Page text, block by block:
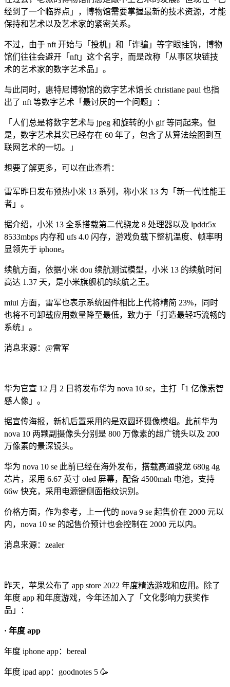
经到了一个临界点」，博物馆需要掌握最新的技术资源，才能
保持和艺术以及艺术家的紧密关系。
不过，由于 nft 开始与「投机」和「诈骗」等字眼挂钩，博物
馆们往往会避开「nft」这个名字，而是改称「从事区块链技
术的艺术家的数字艺术品」。
与此同时，惠特尼博物馆的数字艺术馆长 christiane paul 也指
出了 nft 等数字艺术「最讨厌的一个问题」：
「人们总是将数字艺术与 jpeg 和旋转的小 gif 等同起来。但
是，数字艺术其实已经存在 60 年了，包含了从算法绘图到互
联网艺术的一切。」
想要了解更多，可以在此查看：
雷军昨日发布预热小米 13 系列，称小米 13 为「新一代性能王
者」。
据介绍，小米 13 全系搭载第二代骁龙 8 处理器以及 lpddr5x
8533mbps 内存和 ufs 4.0 闪存，游戏负载下整机温度、帧率明
显领先于 iphone。
续航方面，依据小米 dou 续航测试模型，小米 13 的续航时间
高达 1.37 天，是小米旗舰机的续航之王。
miui 方面，雷军也表示系统固件相比上代将精简 23%，同时
也将不可卸载应用数量降至最低，致力于「打造最轻巧流畅的
系统」。
消息来源：@雷军
华为官宣 12 月 2 日将发布华为 nova 10 se，主打「1 亿像素智
感人像」。
据宣传海报，新机后置采用的是双圆环摄像模组。此前华为
nova 10 两颗副摄像头分别是 800 万像素的超广镜头以及 200
万像素的景深镜头。
华为 nova 10 se 此前已经在海外发布，搭载高通骁龙 680g 4g
芯片，采用 6.67 英寸 oled 屏幕，配备 4500mah 电池，支持
66w 快充，采用电源键侧面指纹识别。
价格方面，作为参考，上一代的 nova 9 se 起售价在 2000 元以
内，nova 10 se 的起售价预计也会控制在 2000 元以内。
消息来源：zealer
昨天，苹果公布了 app store 2022 年度精选游戏和应用。除了
年度 app 和年度游戏，今年还加入了「文化影响力获奖作
品」：
· 年度 app
年度 iphone app：bereal
年度 ipad app：goodnotes 5 🥳